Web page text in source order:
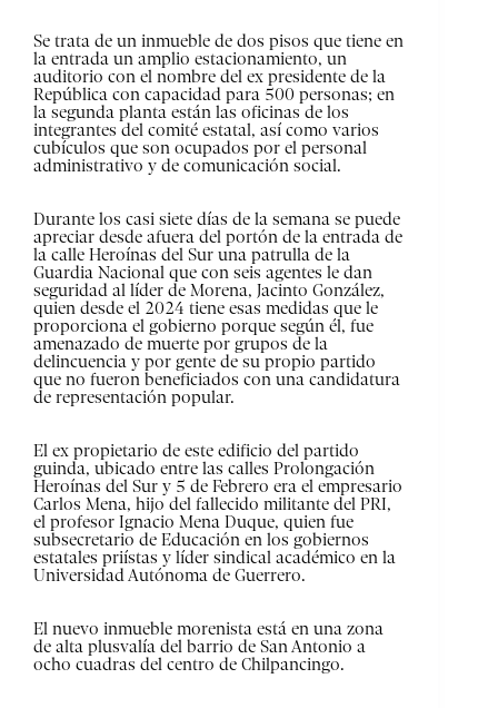
Se trata de un inmueble de dos pisos que tiene en
la entrada un amplio estacionamiento, un
auditorio con el nombre del ex presidente de la
República con capacidad para 500 personas; en
la segunda planta están las oficinas de los
integrantes del comité estatal, así como varios
cubículos que son ocupados por el personal
administrativo y de comunicación social.
Durante los casi siete días de la semana se puede
apreciar desde afuera del portón de la entrada de
la calle Heroínas del Sur una patrulla de la
Guardia Nacional que con seis agentes le dan
seguridad al líder de Morena, Jacinto González,
quien desde el 2024 tiene esas medidas que le
proporciona el gobierno porque según él, fue
amenazado de muerte por grupos de la
delincuencia y por gente de su propio partido
que no fueron beneficiados con una candidatura
de representación popular.
El ex propietario de este edificio del partido
guinda, ubicado entre las calles Prolongación
Heroínas del Sur y 5 de Febrero era el empresario
Carlos Mena, hijo del fallecido militante del PRI,
el profesor Ignacio Mena Duque, quien fue
subsecretario de Educación en los gobiernos
estatales priístas y líder sindical académico en la
Universidad Autónoma de Guerrero.
El nuevo inmueble morenista está en una zona
de alta plusvalía del barrio de San Antonio a
ocho cuadras del centro de Chilpancingo.